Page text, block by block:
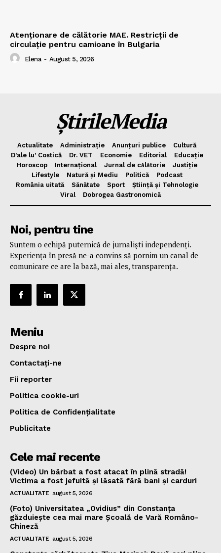
Atenționare de călătorie MAE. Restricții de
circulație pentru camioane în Bulgaria
Elena - August 5, 2026
ȘtirileMedia
Actualitate Administrație Anunțuri publice
Cultură
D’ale lu’ Costică
Dr. VET Economie Editorial
Educație
Horoscop
Internațional Jurnal de cǎlǎtorie
Justiție
Lifestyle
Natură și Mediu Politică
Podcast
România uitată
Sănătate Sport
Știință și Tehnologie
Viral
Dobrogea Gastronomică
Noi, pentru tine
Suntem o echipă puternică de jurnaliști independenți.
Experiența în presă ne-a convins să pornim un canal de
comunicare ce are la bază, mai ales, transparența.
Meniu
Despre noi
Contactați-ne
Fii reporter
Politica cookie-uri
Politica de Confidențialitate
Publicitate
Cele mai recente
(Video) Un bărbat a fost atacat în plină stradă!
Victima a fost jefuită și lăsată fără bani și carduri
ACTUALITATE august 5, 2026
(Foto) Universitatea „Ovidius” din Constanța
găzduiește cea mai mare Școală de Vară Româno-
Chineză
ACTUALITATE august 5, 2026